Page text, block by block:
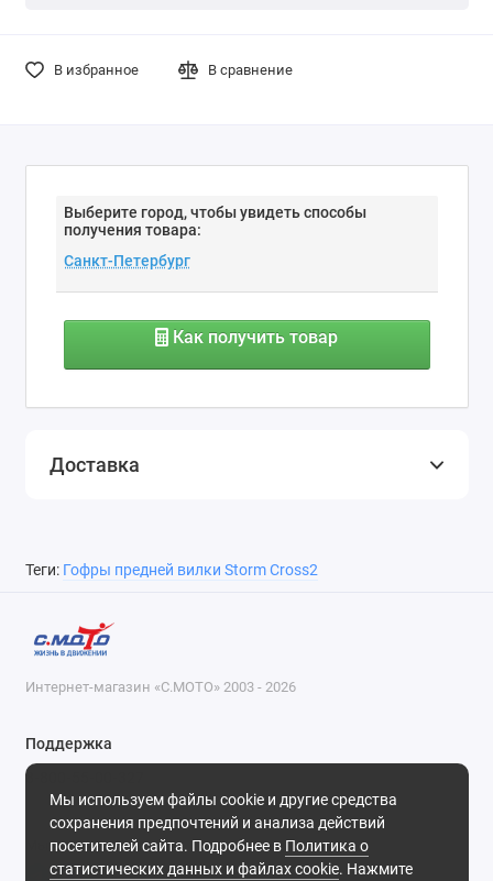
В избранное В сравнение
Выберите город, чтобы увидеть способы
получения товара:
Как получить товар
Доставка
Теги: Гофры предней вилки Storm Cross2
Мы используем файлы cookie и другие средства
сохранения предпочтений и анализа действий
посетителей сайта. Подробнее в Политика о
статистических данных и файлах cookie. Нажмите
Интернет-магазин «С.МОТО» 2003 - 2026
Поддержка
8-800-55-00-327
Будни, с 09-30 до 18-30
Мы в сети